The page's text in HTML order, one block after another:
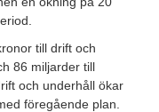
till drift och
86 miljarder till
och underhåll ökar
föregående plan.